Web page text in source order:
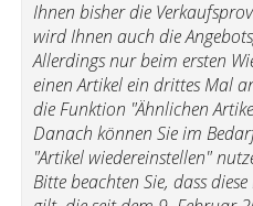
Ihnen bisher die
wird Ihnen auch die
Allerdings nur beim ersten
einen Artikel ein drittes Mal
die Funktion "Ähnlichen
Danach können Sie im
"Artikel wiedereinstellen"
Bitte beachten Sie, dass